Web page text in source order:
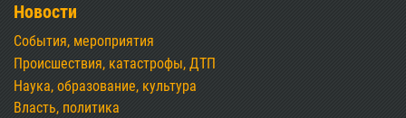
Новости
События, мероприятия
Происшествия, катастрофы, ДТП
Наука, образование, культура
Власть, политика